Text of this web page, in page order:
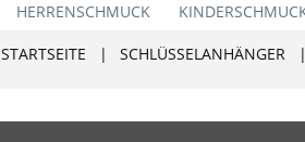
HERRENSCHMUCK
STARTSEITE | SCHLÜSSELANHÄNGER |